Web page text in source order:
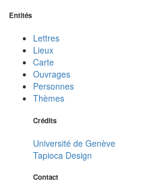
Entités
Lettres
Lieux
Carte
Ouvrages
Personnes
Thèmes
Crédits
Université de Genève
Tapioca Design
Contact